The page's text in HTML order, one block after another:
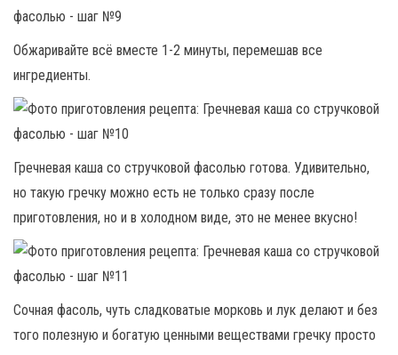
Обжаривайте всё вместе 1-2 минуты, перемешав все
ингредиенты.
Гречневая каша со стручковой фасолью готова. Удивительно,
но такую гречку можно есть не только сразу после
приготовления, но и в холодном виде, это не менее вкусно!
Сочная фасоль, чуть сладковатые морковь и лук делают и без
того полезную и богатую ценными веществами гречку просто